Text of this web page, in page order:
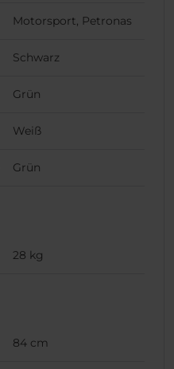
Motorsport, Petronas
Schwarz
Grün
Weiß
Grün
28 kg
84 cm